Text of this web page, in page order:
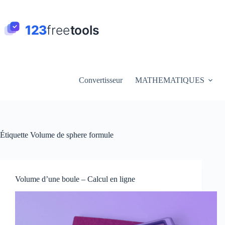
contenu
Convertisseur MATHEMATIQUES
Étiquette Volume de sphere formule
Volume d’une boule – Calcul en ligne